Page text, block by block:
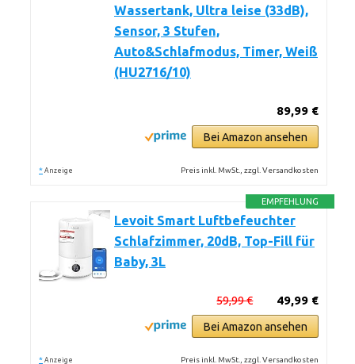
Wassertank, Ultra leise (33dB),
Sensor, 3 Stufen,
Auto&Schlafmodus, Timer, Weiß
(HU2716/10)
89,99 €
Bei Amazon ansehen
* Anzeige Preis inkl. MwSt., zzgl. Versandkosten
EMPFEHLUNG
Levoit Smart Luftbefeuchter
Schlafzimmer, 20dB, Top-Fill für
Baby, 3L
49,99 €
59,99 €
Bei Amazon ansehen
* Anzeige Preis inkl. MwSt., zzgl. Versandkosten